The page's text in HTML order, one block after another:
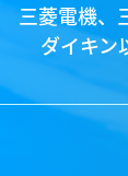
三菱電機、
ダイキン